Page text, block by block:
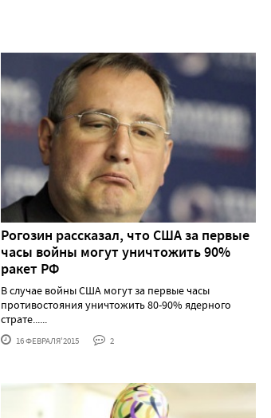
Рогозин рассказал, что США за первые
часы войны могут уничтожить 90%
ракет РФ
В случае войны США могут за первые часы
противостояния уничтожить 80-90% ядерного
страте......
16 ФЕВРАЛЯ'2015 2